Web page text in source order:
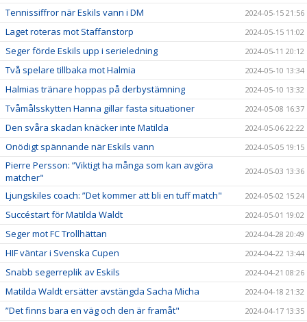
Tennissiffror när Eskils vann i DM 2024-05-15 21:56
Laget roteras mot Staffanstorp 2024-05-15 11:02
Seger förde Eskils upp i serieledning 2024-05-11 20:12
Två spelare tillbaka mot Halmia 2024-05-10 13:34
Halmias tränare hoppas på derbystämning 2024-05-10 13:32
Tvåmålsskytten Hanna gillar fasta situationer 2024-05-08 16:37
Den svåra skadan knäcker inte Matilda 2024-05-06 22:22
Onödigt spännande när Eskils vann 2024-05-05 19:15
Pierre Persson: ”Viktigt ha många som kan avgöra
matcher"
2024-05-03 13:36
Ljungskiles coach: ”Det kommer att bli en tuff match" 2024-05-02 15:24
Succéstart för Matilda Waldt 2024-05-01 19:02
Seger mot FC Trollhättan 2024-04-28 20:49
HIF väntar i Svenska Cupen 2024-04-22 13:44
Snabb segerreplik av Eskils 2024-04-21 08:26
Matilda Waldt ersätter avstängda Sacha Micha 2024-04-18 21:32
”Det finns bara en väg och den är framåt" 2024-04-17 13:35